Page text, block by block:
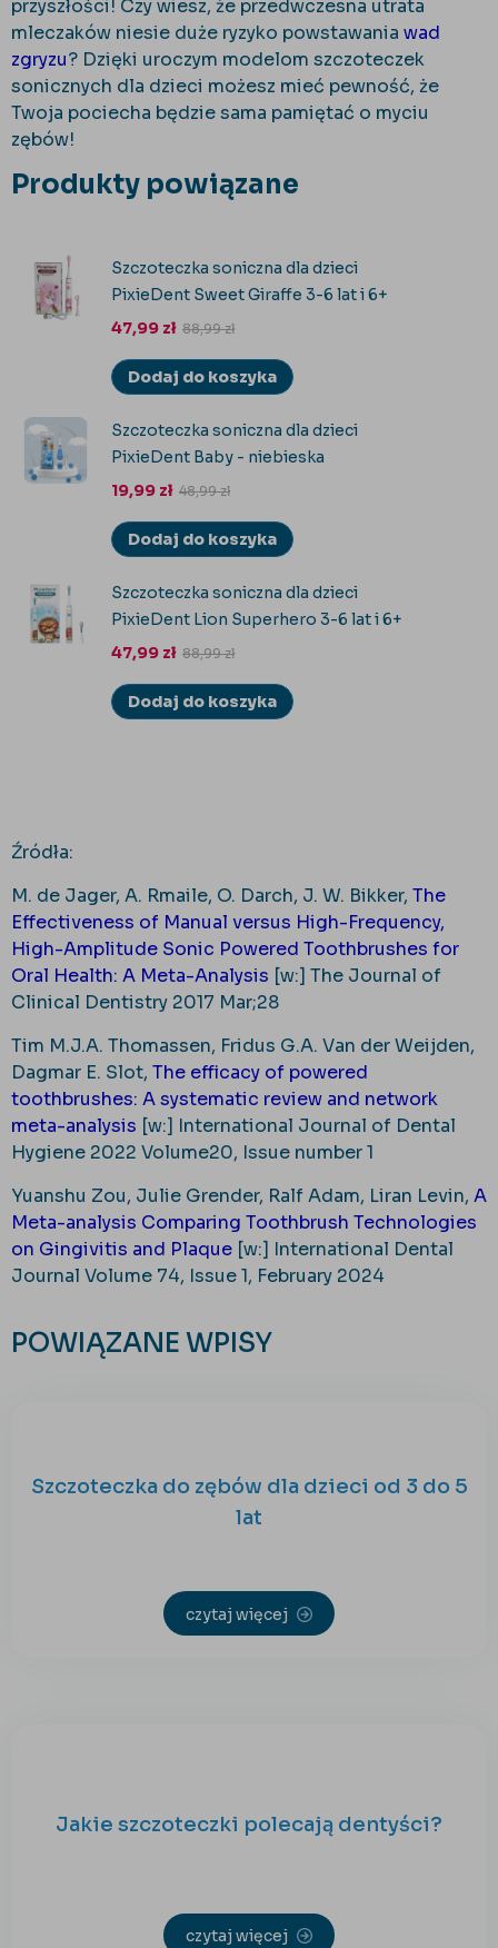
przyszłości! Czy wiesz, że przedwczesna utrata
mleczaków niesie duże ryzyko powstawania wad
zgryzu? Dzięki uroczym modelom szczoteczek
sonicznych dla dzieci możesz mieć pewność, że
Twoja pociecha będzie sama pamiętać o myciu
zębów!
Produkty powiązane
Szczoteczka soniczna dla dzieci
PixieDent Sweet Giraffe 3-6 lat i 6+
47,99 zł 88,99zł
Dodaj do koszyka
Szczoteczka soniczna dla dzieci
PixieDent Baby - niebieska
19,99 zł 48,99zł
Dodaj do koszyka
Szczoteczka soniczna dla dzieci
PixieDent Lion Superhero 3-6 lat i 6+
47,99 zł 88,99zł
Dodaj do koszyka
Źródła:
M. de Jager, A. Rmaile, O. Darch, J. W. Bikker, The
Effectiveness of Manual versus High-Frequency,
High-Amplitude Sonic Powered Toothbrushes for
Oral Health: A Meta-Analysis [w:] The Journal of
Clinical Dentistry 2017 Mar;28
Tim M.J.A. Thomassen, Fridus G.A. Van der Weijden,
Dagmar E. Slot, The efficacy of powered
toothbrushes: A systematic review and network
meta-analysis [w:] International Journal of Dental
Hygiene 2022 Volume20, Issue number 1
Yuanshu Zou, Julie Grender, Ralf Adam, Liran Levin, A
Meta-analysis Comparing Toothbrush Technologies
on Gingivitis and Plaque [w:] International Dental
Journal Volume 74, Issue 1, February 2024
POWIĄZANE WPISY
Szczoteczka do zębów dla dzieci od 3 do 5
lat
czytaj więcej
Jakie szczoteczki polecają dentyści?
czytaj więcej